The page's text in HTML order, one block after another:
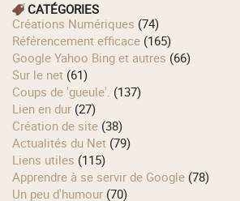
CATÉGORIES
Créations Numériques (74)
Référencement efficace (165)
Google Yahoo Bing et autres (66)
Sur le net (61)
Coups de 'gueule'. (137)
Lien en dur (27)
Création de site (38)
Actualités du Net (79)
Liens utiles (115)
Apprendre à se servir de Google (78)
Un peu d'humour (70)